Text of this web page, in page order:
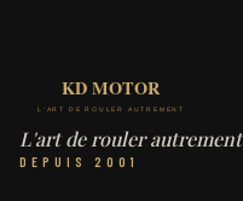
L'art de rouler autrement
DEPUIS 2001